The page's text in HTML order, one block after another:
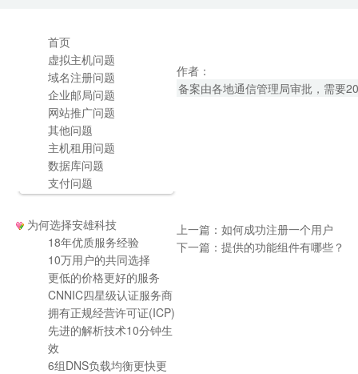
首页
虚拟主机问题
域名注册问题
企业邮局问题
网站推广问题
其他问题
主机租用问题
数据库问题
支付问题
为何选择安雄科技
18年优质服务经验
10万用户的共同选择
更低的价格更好的服务
CNNIC四星级认证服务商
拥有正规经营许可证(ICP)
先进的解析技术10分钟生
效
6组DNS负载均衡更快更
作者：
备案由各地通信管理局审批，需要
上一篇： 如何成功注册一个用户
下一篇： 提供的功能组件有哪些？